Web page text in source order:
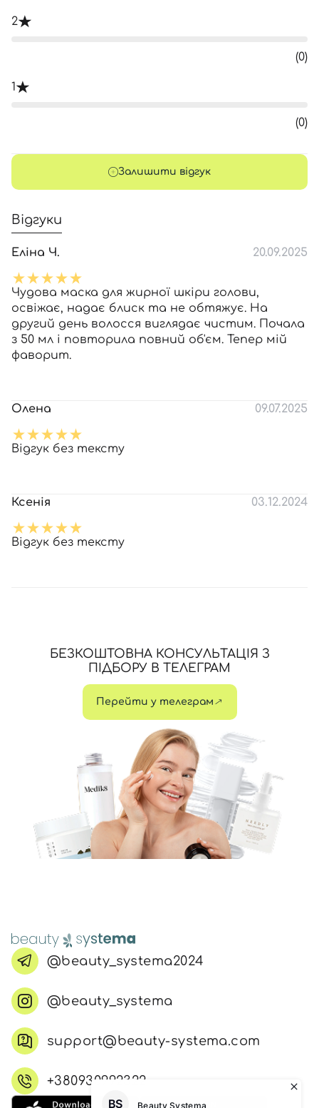
2
(0)
1
(0)
Залишити відгук
Відгуки
Еліна Ч. 20.09.2025
Чудова маска для жирної шкіри голови,
освіжає, надає блиск та не обтяжує. На
другий день волосся виглядає чистим. Почала
з 50 мл і повторила повний об'єм. Тепер мій
фаворит.
Олена 09.07.2025
Відгук без тексту
Ксенія 03.12.2024
Відгук без тексту
БЕЗКОШТОВНА КОНСУЛЬТАЦІЯ З
ПІДБОРУ В ТЕЛЕГРАМ
Перейти у телеграм
@beauty_systema2024
@beauty_systema
support@beauty-systema.com
+380930992322